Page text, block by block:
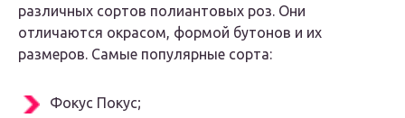
различных сортов полиантовых роз. Они
отличаются окрасом, формой бутонов и их
размеров. Самые популярные сорта:
Фокус Покус;